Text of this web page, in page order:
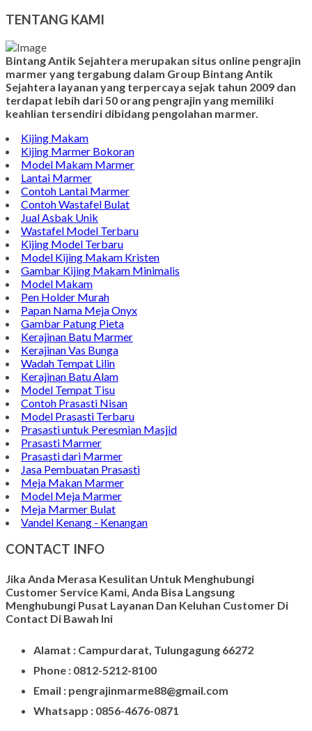
TENTANG KAMI
Bintang Antik Sejahtera merupakan situs online pengrajin
marmer yang tergabung dalam Group Bintang Antik
Sejahtera layanan yang terpercaya sejak tahun 2009 dan
terdapat lebih dari 50 orang pengrajin yang memiliki
keahlian tersendiri dibidang pengolahan marmer.
Kijing Makam
Kijing Marmer Bokoran
Model Makam Marmer
Lantai Marmer
Contoh Lantai Marmer
Contoh Wastafel Bulat
Jual Asbak Unik
Wastafel Model Terbaru
Kijing Model Terbaru
Model Kijing Makam Kristen
Gambar Kijing Makam Minimalis
Model Makam
Pen Holder Murah
Papan Nama Meja Onyx
Gambar Patung Pieta
Kerajinan Batu Marmer
Kerajinan Vas Bunga
Wadah Tempat Lilin
Kerajinan Batu Alam
Model Tempat Tisu
Contoh Prasasti Nisan
Model Prasasti Terbaru
Prasasti untuk Peresmian Masjid
Prasasti Marmer
Prasasti dari Marmer
Jasa Pembuatan Prasasti
Meja Makan Marmer
Model Meja Marmer
Meja Marmer Bulat
Vandel Kenang - Kenangan
CONTACT INFO
Jika Anda Merasa Kesulitan Untuk Menghubungi
Customer Service Kami, Anda Bisa Langsung
Menghubungi Pusat Layanan Dan Keluhan Customer Di
Contact Di Bawah Ini
Alamat : Campurdarat, Tulungagung 66272
Phone : 0812-5212-8100
Email : pengrajinmarme88@gmail.com
Whatsapp : 0856-4676-0871